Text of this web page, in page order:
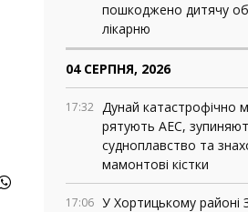
пошкоджено дитячу
лікарню
04 СЕРПНЯ, 2026
17:32 Дунай катастрофічно
рятують АЕС,
судноплавство та
мамонтові кістки
17:06 У Хортицькому районі